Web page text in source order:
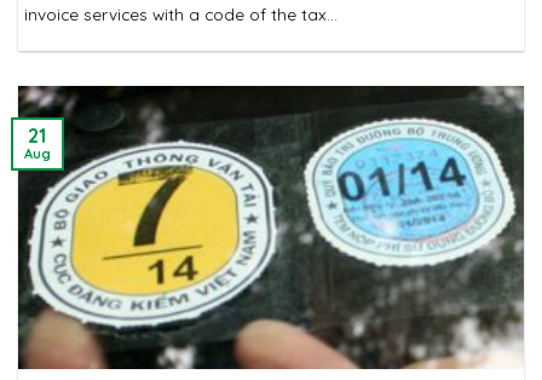
invoice services with a code of the tax...
21
Aug